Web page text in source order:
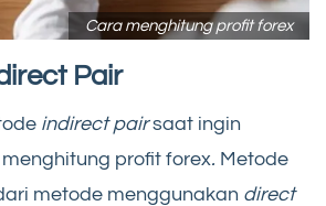
Cara menghitung profit forex
Pair
indirect pairsaat ingin
profit forex. Metode
metode menggunakan direct